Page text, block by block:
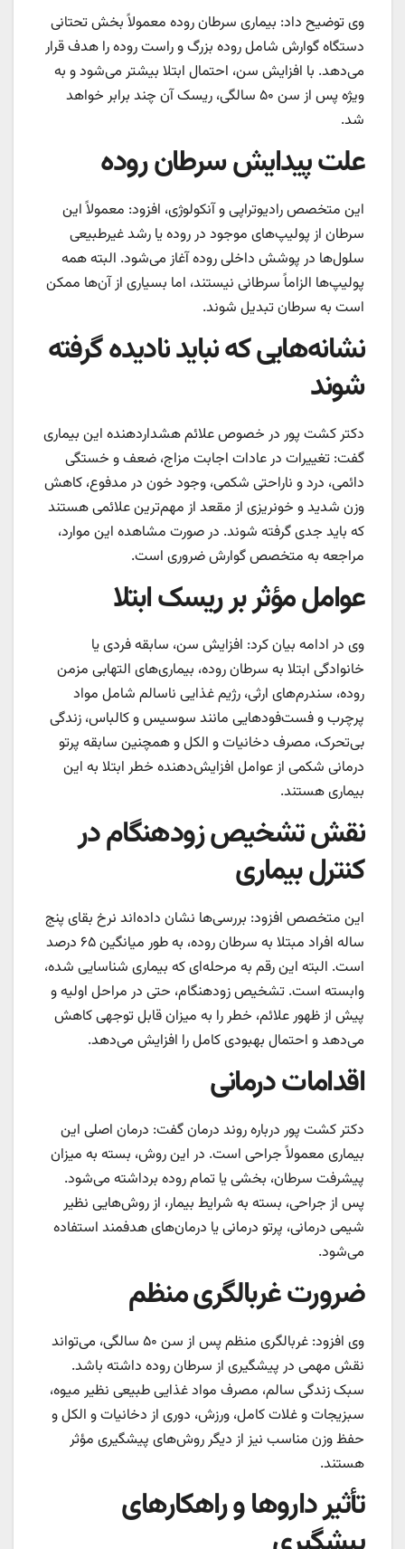
وی توضیح داد: بیماری سرطان روده معمولاً بخش تحتانی
دستگاه گوارش شامل روده بزرگ و راست روده را هدف قرار
می‌دهد. با افزایش سن، احتمال ابتلا بیشتر می‌شود و به
ویژه پس از سن ۵۰ سالگی، ریسک آن چند برابر خواهد
شد.
علت پیدایش سرطان روده
این متخصص رادیوتراپی و آنکولوژی، افزود: معمولاً این
سرطان از پولیپ‌های موجود در روده یا رشد غیرطبیعی
سلول‌ها در پوشش داخلی روده آغاز می‌شود. البته همه
پولیپ‌ها الزاماً سرطانی نیستند، اما بسیاری از آن‌ها ممکن
است به سرطان تبدیل شوند.
نشانه‌هایی که نباید نادیده گرفته
شوند
دکتر کشت پور در خصوص علائم هشداردهنده این بیماری
گفت: تغییرات در عادات اجابت مزاج، ضعف و خستگی
دائمی، درد و ناراحتی شکمی، وجود خون در مدفوع، کاهش
وزن شدید و خونریزی از مقعد از مهم‌ترین علائمی هستند
که باید جدی گرفته شوند. در صورت مشاهده این موارد،
مراجعه به متخصص گوارش ضروری است.
عوامل مؤثر بر ریسک ابتلا
وی در ادامه بیان کرد: افزایش سن، سابقه فردی یا
خانوادگی ابتلا به سرطان روده، بیماری‌های التهابی مزمن
روده، سندرم‌های ارثی، رژیم غذایی ناسالم شامل مواد
پرچرب و فست‌فودهایی مانند سوسیس و کالباس، زندگی
بی‌تحرک، مصرف دخانیات و الکل و همچنین سابقه پرتو
درمانی شکمی از عوامل افزایش‌دهنده خطر ابتلا به این
بیماری هستند.
نقش تشخیص زودهنگام در
کنترل بیماری
این متخصص افزود: بررسی‌ها نشان داده‌اند نرخ بقای پنج
ساله افراد مبتلا به سرطان روده، به طور میانگین ۶۵ درصد
است. البته این رقم به مرحله‌ای که بیماری شناسایی شده،
وابسته است. تشخیص زودهنگام، حتی در مراحل اولیه و
پیش از ظهور علائم، خطر را به میزان قابل توجهی کاهش
می‌دهد و احتمال بهبودی کامل را افزایش می‌دهد.
اقدامات درمانی
دکتر کشت پور درباره روند درمان گفت: درمان اصلی این
بیماری معمولاً جراحی است. در این روش، بسته به میزان
پیشرفت سرطان، بخشی یا تمام روده برداشته می‌شود.
پس از جراحی، بسته به شرایط بیمار، از روش‌هایی نظیر
شیمی درمانی، پرتو درمانی یا درمان‌های هدفمند استفاده
می‌شود.
ضرورت غربالگری منظم
وی افزود: غربالگری منظم پس از سن ۵۰ سالگی، می‌تواند
نقش مهمی در پیشگیری از سرطان روده داشته باشد.
سبک زندگی سالم، مصرف مواد غذایی طبیعی نظیر میوه،
سبزیجات و غلات کامل، ورزش، دوری از دخانیات و الکل و
حفظ وزن مناسب نیز از دیگر روش‌های پیشگیری مؤثر
هستند.
تأثیر داروها و راهکارهای